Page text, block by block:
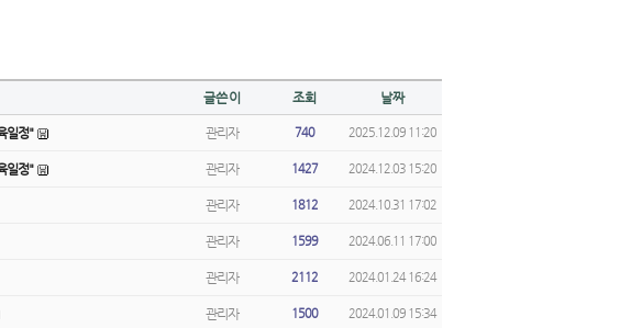
글쓴이 조회 날짜
일정" 관리자 740 2025.12.09 11:20
일정" 관리자 1427 2024.12.03 15:20
관리자 1812 2024.10.31 17:02
관리자 1599 2024.06.11 17:00
관리자 2112 2024.01.24 16:24
관리자 1500 2024.01.09 15:34